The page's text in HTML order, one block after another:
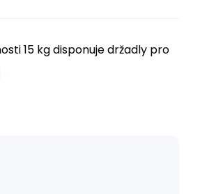
15 kg disponuje držadly pro